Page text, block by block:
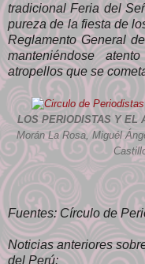
tradicional Feria del
pureza de la fiesta de
Reglamento General
manteniéndose
atropellos que se
LOS PERIODISTAS Y EL
Morán La Rosa, Miguél
Fuentes: Círculo de
Noticias anteriores
del Perú: